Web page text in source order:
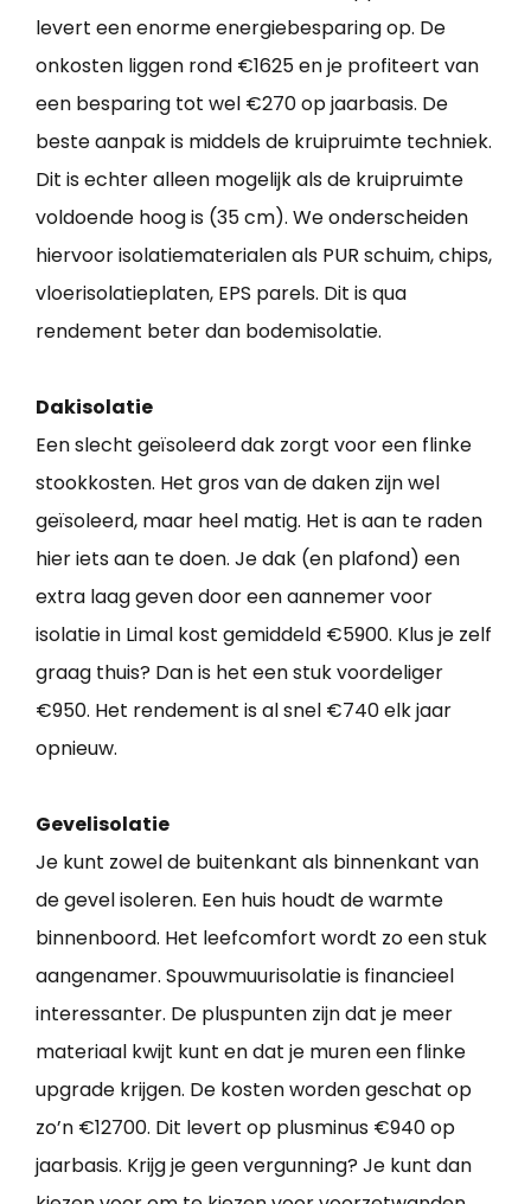
levert een enorme energiebesparing op. De
onkosten liggen rond €1625 en je profiteert van
een besparing tot wel €270 op jaarbasis. De
beste aanpak is middels de kruipruimte techniek.
Dit is echter alleen mogelijk als de kruipruimte
voldoende hoog is (35 cm). We onderscheiden
hiervoor isolatiematerialen als PUR schuim, chips,
vloerisolatieplaten, EPS parels. Dit is qua
rendement beter dan bodemisolatie.
Dakisolatie
Een slecht geïsoleerd dak zorgt voor een flinke
stookkosten. Het gros van de daken zijn wel
geïsoleerd, maar heel matig. Het is aan te raden
hier iets aan te doen. Je dak (en plafond) een
extra laag geven door een aannemer voor
isolatie in Limal kost gemiddeld €5900. Klus je zelf
graag thuis? Dan is het een stuk voordeliger
€950. Het rendement is al snel €740 elk jaar
opnieuw.
Gevelisolatie
Je kunt zowel de buitenkant als binnenkant van
de gevel isoleren. Een huis houdt de warmte
binnenboord. Het leefcomfort wordt zo een stuk
aangenamer. Spouwmuurisolatie is financieel
interessanter. De pluspunten zijn dat je meer
materiaal kwijt kunt en dat je muren een flinke
upgrade krijgen. De kosten worden geschat op
zo’n €12700. Dit levert op plusminus €940 op
jaarbasis. Krijg je geen vergunning? Je kunt dan